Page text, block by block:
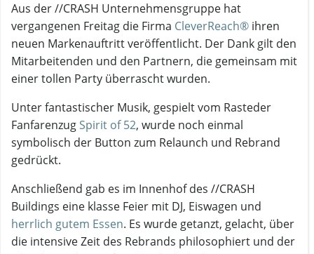
Aus der //CRASH Unternehmensgruppe hat
vergangenen Freitag die Firma CleverReach® ihren
neuen Markenauftritt veröffentlicht. Der Dank gilt den
Mitarbeitenden und den Partnern, die gemeinsam mit
einer tollen Party überrascht wurden.
Unter fantastischer Musik, gespielt vom Rasteder
Fanfarenzug Spirit of 52, wurde noch einmal
symbolisch der Button zum Relaunch und Rebrand
gedrückt.
Anschließend gab es im Innenhof des //CRASH
Buildings eine klasse Feier mit DJ, Eiswagen und
herrlich gutem Essen. Es wurde getanzt, gelacht, über
die intensive Zeit des Rebrands philosophiert und der